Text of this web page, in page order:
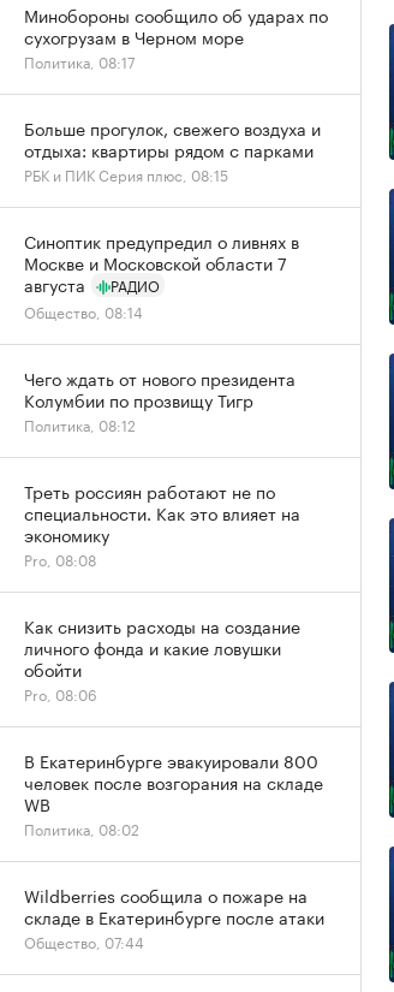
Минобороны сообщило об ударах по
сухогрузам в Черном море
Политика, 08:17
Больше прогулок, свежего воздуха и
отдыха: квартиры рядом с парками
РБК и ПИК Серия плюс, 08:15
Синоптик предупредил о ливнях в
Москве и Московской области 7
августа
РАДИО
Общество, 08:14
Чего ждать от нового президента
Колумбии по прозвищу Тигр
Политика, 08:12
Треть россиян работают не по
специальности. Как это влияет на
экономику
Pro, 08:08
Как снизить расходы на создание
личного фонда и какие ловушки
обойти
Pro, 08:06
В Екатеринбурге эвакуировали 800
человек после возгорания на складе
WB
Политика, 08:02
Wildberries сообщила о пожаре на
складе в Екатеринбурге после атаки
Общество, 07:44